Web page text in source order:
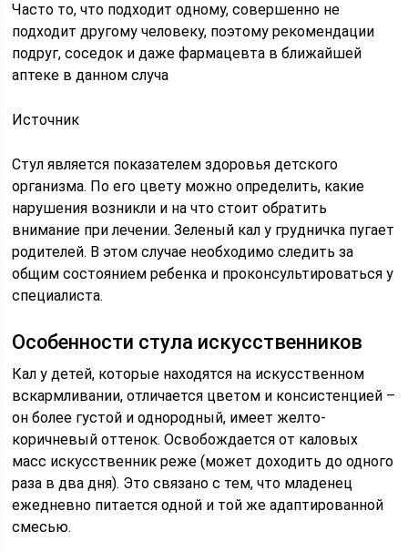
Часто то, что подходит одному, совершенно не
подходит другому человеку, поэтому рекомендации
подруг, соседок и даже фармацевта в ближайшей
аптеке в данном случа
Источник
Стул является показателем здоровья детского
организма. По его цвету можно определить, какие
нарушения возникли и на что стоит обратить
внимание при лечении. Зеленый кал у грудничка пугает
родителей. В этом случае необходимо следить за
общим состоянием ребенка и проконсультироваться у
специалиста.
Особенности стула искусственников
Кал у детей, которые находятся на искусственном
вскармливании, отличается цветом и консистенцией –
он более густой и однородный, имеет желто-
коричневый оттенок. Освобождается от каловых
масс искусственник реже (может доходить до одного
раза в два дня). Это связано с тем, что младенец
ежедневно питается одной и той же адаптированной
смесью.